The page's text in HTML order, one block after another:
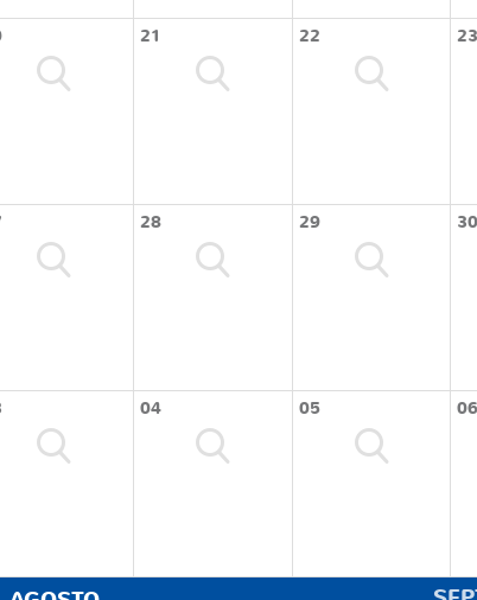
21 22 23
28 29 30
04 05 06